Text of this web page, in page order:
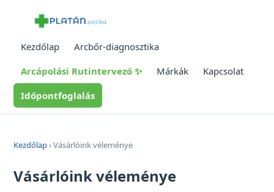
Kezdőlap
Arcbőr-diagnosztika
Arcápolási Rutintervező ✨
Márkák
Kapcsolat
Időpontfoglalás
Kezdőlap› Vásárlóink véleménye
Vásárlóink véleménye